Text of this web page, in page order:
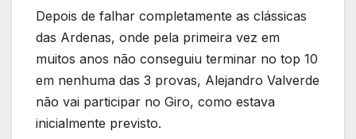
Depois de falhar completamente as clássicas
das Ardenas, onde pela primeira vez em
muitos anos não conseguiu terminar no top 10
em nenhuma das 3 provas, Alejandro Valverde
não vai participar no Giro, como estava
inicialmente previsto.